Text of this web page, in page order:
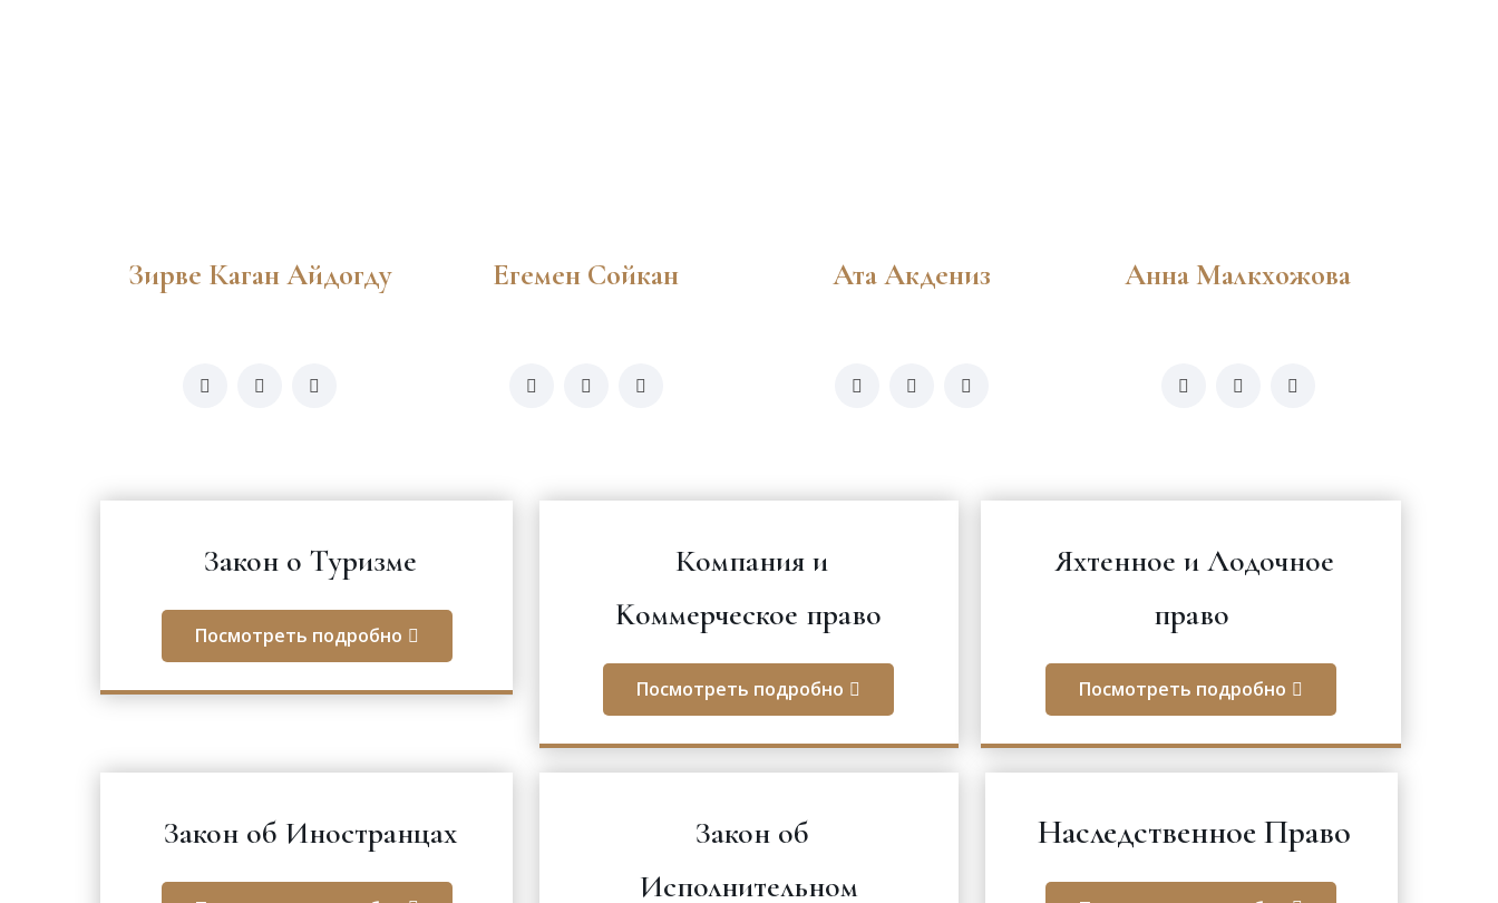
Зирве Каган Айдогду Егемен Сойкан Ата Акдениз Анна Малкхожова
Закон o Tуризме
Посмотреть подробно
Компания и
Kоммерческое право
Посмотреть подробно
Яхтенное и Лодочное
право
Посмотреть подробно
Закон об Иностранцах
Закон об
Исполнительном
Наследственное Право